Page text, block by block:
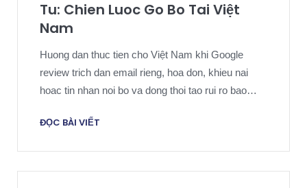
Tu: Chien Luoc Go Bo Tai Việt
Nam
Huong dan thuc tien cho Việt Nam khi Google
review trich dan email rieng, hoa don, khieu nai
hoac tin nhan noi bo va dong thoi tao rui ro bao
ĐỌC BÀI VIẾT